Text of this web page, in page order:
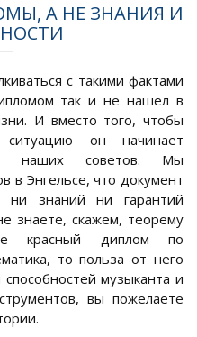
А НЕ ЗНАНИЯ И
с такими фактами
так и не нашел в
И вместо того, чтобы
ситуацию он начинает
наших советов. Мы
в Энгельсе, что документ
знаний ни гарантий
знаете, скажем, теорему
красный диплом по
то польза от него
музыканта и
вы пожелаете